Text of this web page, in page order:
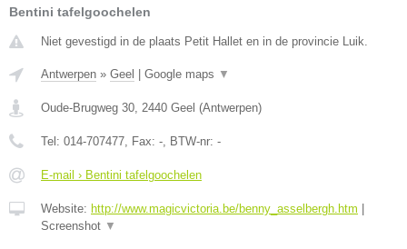
Bentini tafelgoochelen
Niet gevestigd in de plaats Petit Hallet en in de provincie Luik.
Antwerpen » Geel Google maps ▼
Oude-Brugweg 30, 2440 Geel (Antwerpen)
Tel: 014-707477, Fax: -, BTW-nr: -
E-mail › Bentini tafelgoochelen
Website: http://www.magicvictoria.be/benny_asselbergh.htm
Screenshot ▼